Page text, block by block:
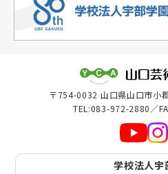
情報公表
危機管理
奨学金・経済支援
クラブ・サークル
〒754-0032 山口県山口市小
TEL:083-972-2880／
学校法人宇